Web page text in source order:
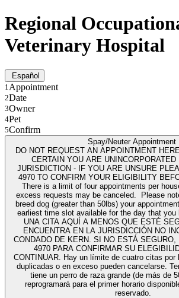
Regional
Veterinary Hospital
Español
1Appointment
2Date
3Owner
4Pet
5Confirm
Spay/Neuter Appointment
DO NOT REQUEST AN APPOINTMENT
CERTAIN YOU ARE UNINCORPORATED
JURISDICTION - IF YOU ARE UNSURE
4970 TO CONFIRM YOUR ELIGIBILITY
There is a limit of four appointments per
excess requests may be canceled. Please
breed dog (greater than 50lbs) your
earliest time slot available for the day that you book. NO
UNA CITA AQUÍ A MENOS QUE ESTÉ
ENCUENTRA EN LA JURISDICCIÓN NO
CONDADO DE KERN. SI NO ESTÁ SEGURO,
4970 PARA CONFIRMAR SU
CONTINUAR. Hay un límite de cuatro citas por
duplicadas o en exceso pueden cancelarse.
tiene un perro de raza grande (de más de
reprogramará para el primer horario
reservado.